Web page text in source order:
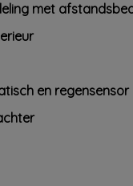
met
en regensensor